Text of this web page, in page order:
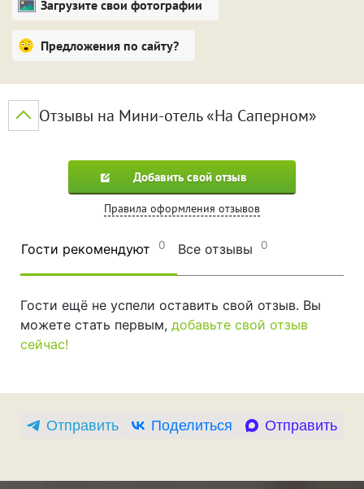
Загрузите свои фотографии
Предложения по сайту?
Отзывы на Мини-отель «На Саперном»
Добавить свой отзыв
Правила оформления отзывов
Гости рекомендуют 0 Все отзывы 0
Гости ещё не успели оставить свой отзыв. Вы
можете стать первым, добавьте свой отзыв
сейчас!
Отправить Поделиться Отправить